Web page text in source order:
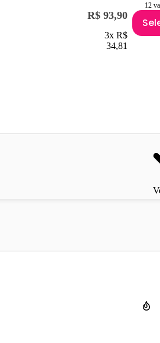
12
R$ 93,90
3x R$
34,81